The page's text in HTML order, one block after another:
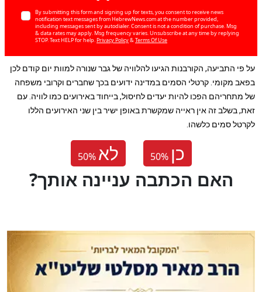
By submitting this form and signing up for texts, you consent to receive news
notification text messages from HebrewNews.com at the number provided,
including messages sent by autodialer. Consent is not a condition of purchase. Msg
& data rates may apply. Msg frequency varies. Unsubscribe at any time by replying
STOP. Text HELP for help. Privacy Policy& Terms Of Use
על פי התביעה, הקורבנות הגיעו להלוויה של גבר שנורה למוות יום קודם לכן
בפאב מקומי. קרטלי הסמים במדינה ידועים בכך שחברים וקרובי משפחה
של מתחריהם הפכו להיות יעדים לחיסול, בייחוד באירועים כמו לוויה. עם
זאת, בשלב זה אין ראייה שמקשרת באופן ישיר בין שני האירועים הללו
לקרטל סמים כלשהו.
50% לא 50% כן
?האם הכתבה עניינה אותך